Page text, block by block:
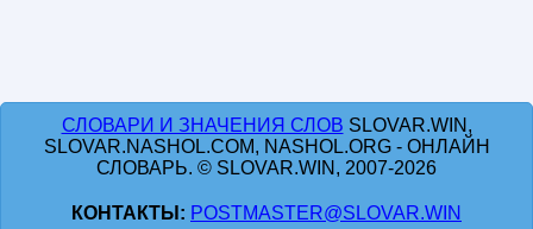
СЛОВАРИ И ЗНАЧЕНИЯ СЛОВ SLOVAR.WIN,
SLOVAR.NASHOL.COM, NASHOL.ORG - ОНЛАЙН
СЛОВАРЬ. © SLOVAR.WIN, 2007-2026
КОНТАКТЫ: POSTMASTER@SLOVAR.WIN